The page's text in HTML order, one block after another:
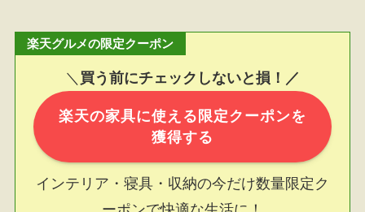
楽天グルメの限定クーポン
＼ 買う前にチェックしないと損！／
楽天の家具に使える限定クーポンを
獲得する
インテリア・寝具・収納の今だけ数量限定ク